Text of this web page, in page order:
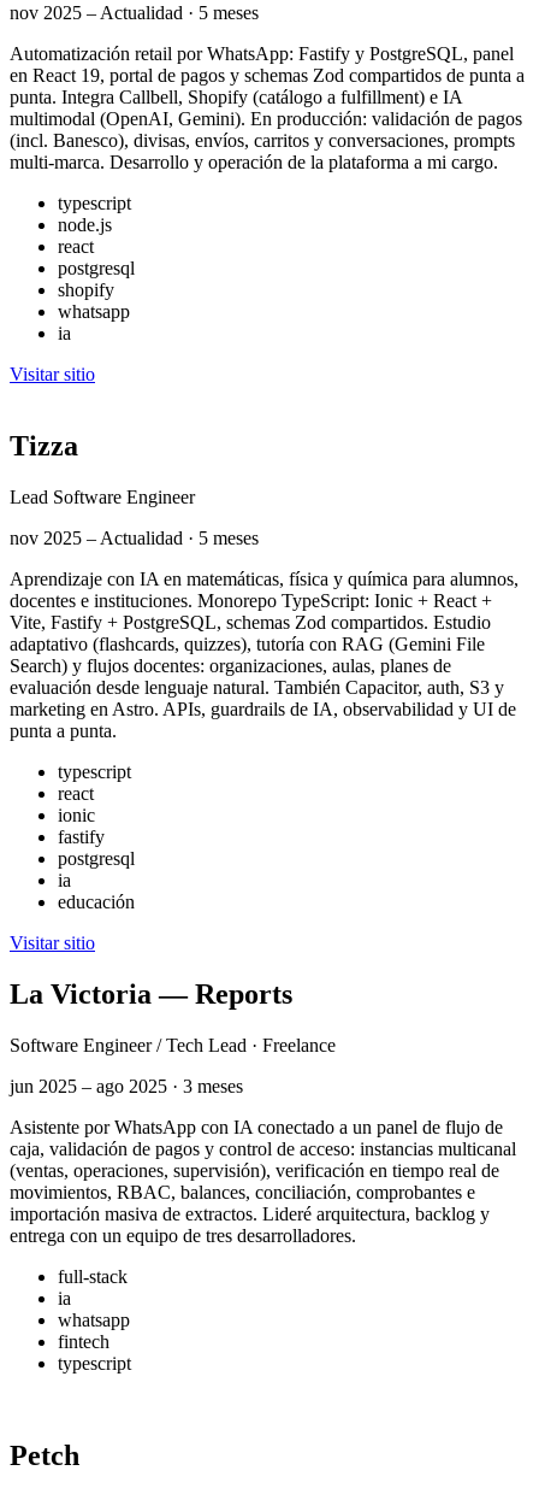
nov 2025 – Actualidad · 5 meses
Automatización retail por WhatsApp: Fastify y PostgreSQL, panel
en React 19, portal de pagos y schemas Zod compartidos de punta a
punta. Integra Callbell, Shopify (catálogo a fulfillment) e IA
multimodal (OpenAI, Gemini). En producción: validación de pagos
(incl. Banesco), divisas, envíos, carritos y conversaciones, prompts
multi-marca. Desarrollo y operación de la plataforma a mi cargo.
typescript
node.js
react
postgresql
shopify
whatsapp
ia
Visitar sitio
Tizza
Lead Software Engineer
nov 2025 – Actualidad · 5 meses
Aprendizaje con IA en matemáticas, física y química para alumnos,
docentes e instituciones. Monorepo TypeScript: Ionic + React +
Vite, Fastify + PostgreSQL, schemas Zod compartidos. Estudio
adaptativo (flashcards, quizzes), tutoría con RAG (Gemini File
Search) y flujos docentes: organizaciones, aulas, planes de
evaluación desde lenguaje natural. También Capacitor, auth, S3 y
marketing en Astro. APIs, guardrails de IA, observabilidad y UI de
punta a punta.
typescript
react
ionic
fastify
postgresql
ia
educación
Visitar sitio
La Victoria — Reports
Software Engineer / Tech Lead · Freelance
jun 2025 – ago 2025 · 3 meses
Asistente por WhatsApp con IA conectado a un panel de flujo de
caja, validación de pagos y control de acceso: instancias multicanal
(ventas, operaciones, supervisión), verificación en tiempo real de
movimientos, RBAC, balances, conciliación, comprobantes e
importación masiva de extractos. Lideré arquitectura, backlog y
entrega con un equipo de tres desarrolladores.
full-stack
ia
whatsapp
fintech
typescript
Petch